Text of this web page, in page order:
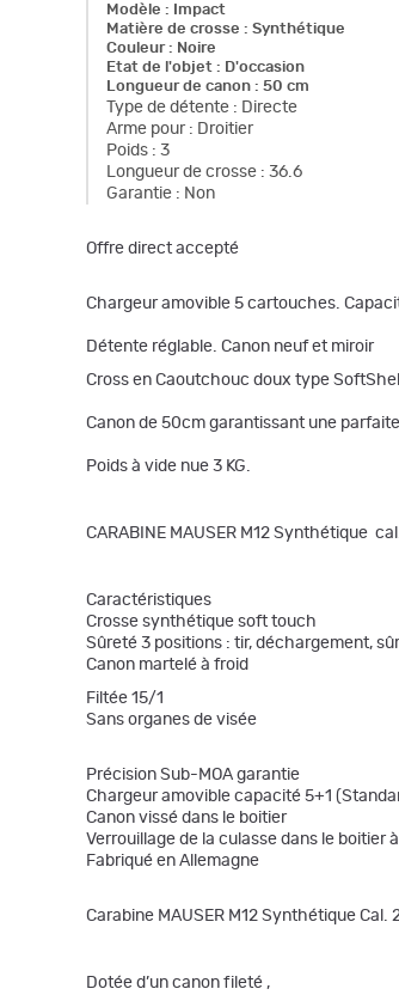
Modèle :
Impact
Matière de crosse : Synthétique
Couleur: Noire
Etat de l'objet : D'occasion
Longueur de canon : 50 cm
Type de détente : Directe
Arme pour : Droitier
Poids : 3
Longueur de crosse : 36.6
Garantie : Non
Offre direct accepté
Chargeur amovible 5 cartouches.
Détente réglable. Canon neuf et miroir
Cross en Caoutchouc doux type
Canon de 50cm garantissant une
Poids à vide nue 3 KG.
CARABINE MAUSER M12 Synthétique
Caractéristiques
Crosse synthétique soft touch
Sûreté 3 positions : tir, déchargement,
Canon martelé à froid
Filtée 15/1
Sans organes de visée
Précision Sub-MOA garantie
Chargeur amovible capacité 5+1
Canon vissé dans le boitier
Verrouillage de la culasse dans le boitier
Fabriqué en Allemagne
Carabine MAUSER M12 Synthétique Cal.
Dotée d’un canon fileté ,